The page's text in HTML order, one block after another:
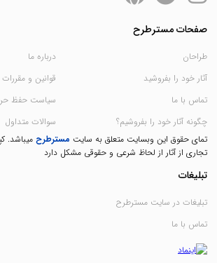
صفحات مسترطرح
طراحان
آثار خود را بفروشید
تماس با ما
چگونه آثار خود را بفروشیم؟
درباره ما
قوانین و مقررات
سیاست حفظ
سوالات متداول
تمای حقوق این وبسایت متعلق به سایت مسترطرح میباشد.
تجاری از آثار از لحاظ شرعی و حقوقی مشکل دارد
تبلیغات
تبلیغات در سایت مسترطرح
تماس با ما